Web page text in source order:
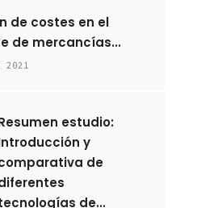
de costes en el
de mercancías...
2021
estudio:
y
de
de...